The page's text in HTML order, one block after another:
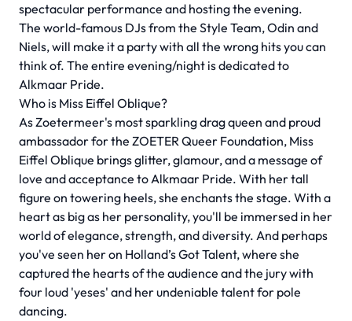
spectacular performance and hosting the evening.
The world-famous DJs from the Style Team, Odin and
Niels, will make it a party with all the wrong hits you can
think of. The entire evening/night is dedicated to
Alkmaar Pride.
Who is Miss Eiffel Oblique?
As Zoetermeer's most sparkling drag queen and proud
ambassador for the ZOETER Queer Foundation, Miss
Eiffel Oblique brings glitter, glamour, and a message of
love and acceptance to Alkmaar Pride. With her tall
figure on towering heels, she enchants the stage. With a
heart as big as her personality, you'll be immersed in her
world of elegance, strength, and diversity. And perhaps
you've seen her on Holland’s Got Talent, where she
captured the hearts of the audience and the jury with
four loud 'yeses' and her undeniable talent for pole
dancing.